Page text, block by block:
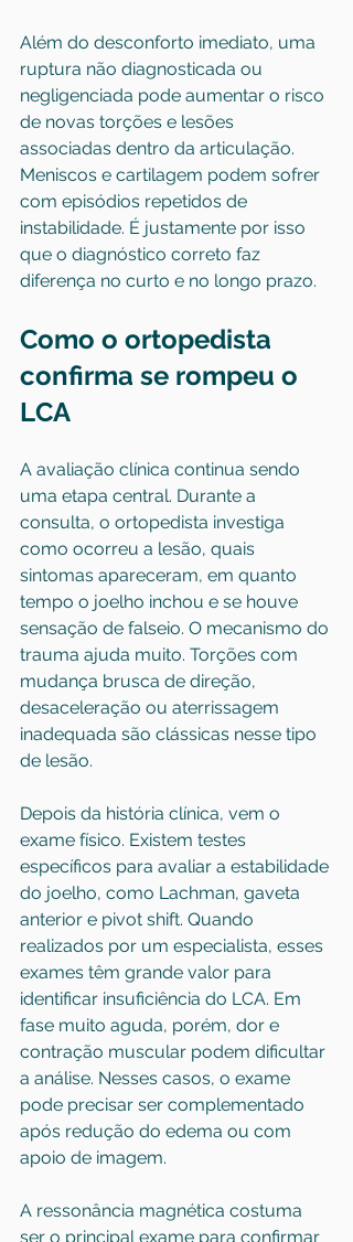
Além do desconforto imediato, uma
ruptura não diagnosticada ou
negligenciada pode aumentar o risco
de novas torções e lesões
associadas dentro da articulação.
Meniscos e cartilagem podem sofrer
com episódios repetidos de
instabilidade. É justamente por isso
que o diagnóstico correto faz
diferença no curto e no longo prazo.
Como o ortopedista
confirma se rompeu o
LCA
A avaliação clínica continua sendo
uma etapa central. Durante a
consulta, o ortopedista investiga
como ocorreu a lesão, quais
sintomas apareceram, em quanto
tempo o joelho inchou e se houve
sensação de falseio. O mecanismo do
trauma ajuda muito. Torções com
mudança brusca de direção,
desaceleração ou aterrissagem
inadequada são clássicas nesse tipo
de lesão.
Depois da história clínica, vem o
exame físico. Existem testes
específicos para avaliar a estabilidade
do joelho, como Lachman, gaveta
anterior e pivot shift. Quando
realizados por um especialista, esses
exames têm grande valor para
identificar insuficiência do LCA. Em
fase muito aguda, porém, dor e
contração muscular podem dificultar
a análise. Nesses casos, o exame
pode precisar ser complementado
após redução do edema ou com
apoio de imagem.
A ressonância magnética costuma
ser o principal exame para confirmar